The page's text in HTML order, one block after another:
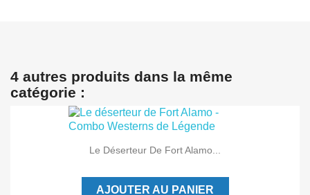
4 autres produits dans la même
catégorie :
Le Déserteur De Fort Alamo...
AJOUTER AU PANIER